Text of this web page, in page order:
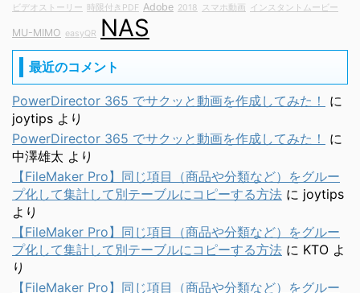
ビデオストーリー 時限付きPDF Adobe 2018 スマホ動画 インスタントムービー
MU-MIMO easyQR NAS
最近のコメント
PowerDirector 365 でサクッと動画を作成してみた！
に
joytips より
PowerDirector 365 でサクッと動画を作成してみた！
に
中澤雄太 より
【FileMaker Pro】同じ項目（商品や分類など）をグルー
プ化して集計して別テーブルにコピーする方法 に joytips
より
【FileMaker Pro】同じ項目（商品や分類など）をグルー
プ化して集計して別テーブルにコピーする方法 に KTO よ
り
【FileMaker Pro】同じ項目（商品や分類など）をグルー